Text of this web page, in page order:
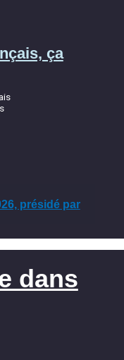
ça
présidé par
dans